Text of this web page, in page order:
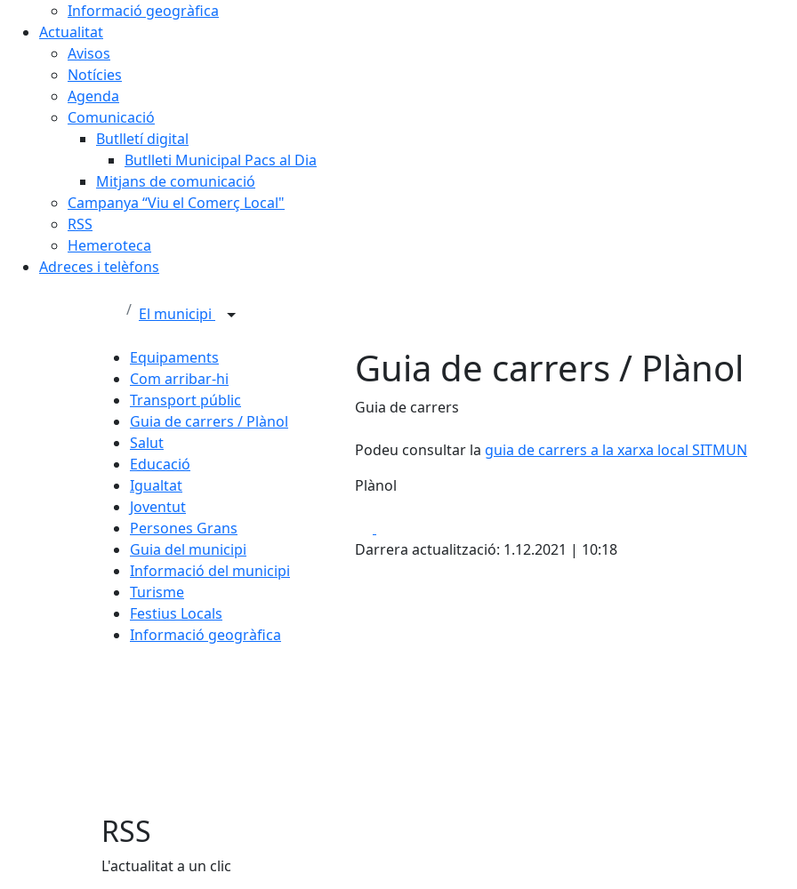
Informació geogràfica
Actualitat
Avisos
Notícies
Agenda
Comunicació
Butlletí digital
Butlleti Municipal Pacs al Dia
Mitjans de comunicació
Campanya “Viu el Comerç Local"
RSS
Hemeroteca
Adreces i telèfons
El municipi
Equipaments
Com arribar-hi
Transport públic
Guia de carrers / Plànol
Salut
Educació
Igualtat
Joventut
Persones Grans
Guia del municipi
Informació del municipi
Turisme
Festius Locals
Informació geogràfica
Guia de carrers / Plànol
Guia de carrers
Podeu consultar la guia de carrers a la xarxa local SITMUN
Plànol
+
Darrera actualització: 1.12.2021 | 10:18
RSS
L'actualitat a un clic